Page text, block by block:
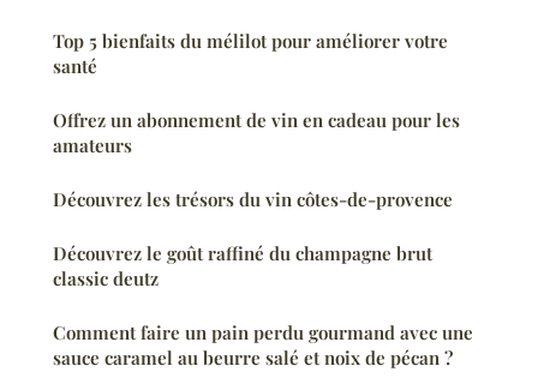
Top 5 bienfaits du mélilot pour améliorer votre
santé
Offrez un abonnement de vin en cadeau pour les
amateurs
Découvrez les trésors du vin côtes-de-provence
Découvrez le goût raffiné du champagne brut
classic deutz
Comment faire un pain perdu gourmand avec une
sauce caramel au beurre salé et noix de pécan ?